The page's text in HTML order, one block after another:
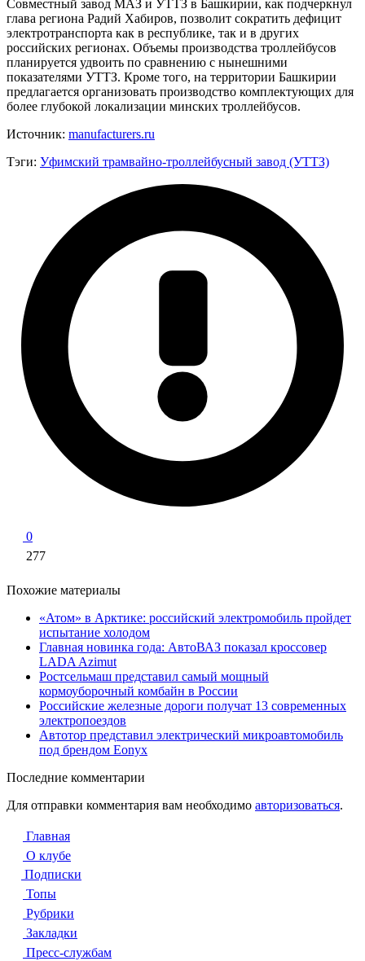
Совместный завод МАЗ и УТТЗ в Башкирии, как подчеркнул
глава региона Радий Хабиров, позволит сократить дефицит
электротранспорта как в республике, так и в других
российских регионах. Объемы производства троллейбусов
планируется удвоить по сравнению с нынешними
показателями УТТЗ. Кроме того, на территории Башкирии
предлагается организовать производство комплектующих для
более глубокой локализации минских троллейбусов.
Источник: manufacturers.ru
Тэги: Уфимский трамвайно-троллейбусный завод (УТТЗ)
0
277
Похожие материалы
«Атом» в Арктике: российский электромобиль пройдет
испытание холодом
Главная новинка года: АвтоВАЗ показал кроссовер
LADA Azimut
Ростсельмаш представил самый мощный
кормоуборочный комбайн в России
Российские железные дороги получат 13 современных
электропоездов
Автотор представил электрический микроавтомобиль
под брендом Eonyx
Последние комментарии
Для отправки комментария вам необходимо авторизоваться.
Главная
О клубе
Подписки
Топы
Рубрики
Закладки
Пресс-службам